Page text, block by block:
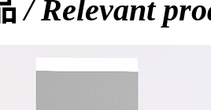
/ Relevant